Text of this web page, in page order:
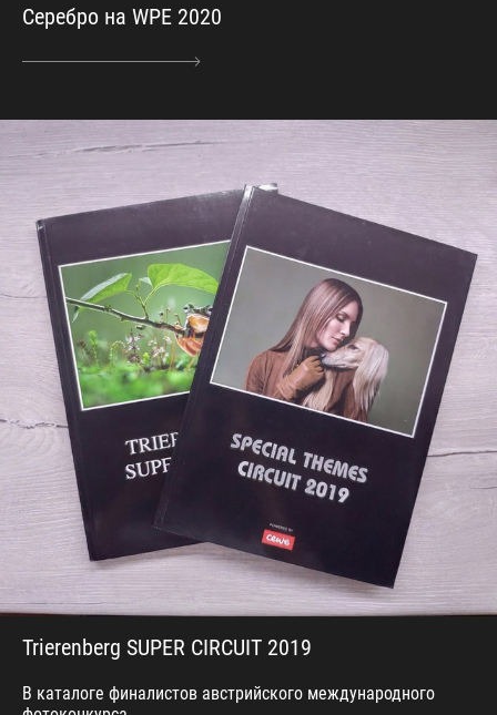
Серебро на WPE 2020
Trierenberg SUPER CIRCUIT 2019
В каталоге финалистов австрийского международного